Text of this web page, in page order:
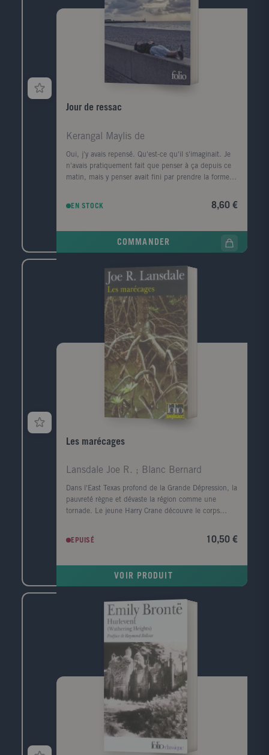
Jour de ressac
Kerangal Maylis de
Oui, j'y avais repensé. Qu'est-ce qu'il s'imaginait. Je
n'avais pratiquement fait que penser à ça depuis ce
matin, mais y penser avait fini par prendre la forme
conteneurs." Le corps d'un homme est retrouvé au
police, elle prend le train pour Le Havre, ville de son
longtemps. Durant ce jour de retour, cherchant à
comprendre ce qui la lie à ce mort dont elle ignore
tout, elle va exhumer ses souvenirs mais aussi la
mémoire de cette ville traumatisée par la guerre, ce
qui a disparu, ce qui a survécu, et raviver les vestiges
d'un amour adolescent.
EN STOCK 8,60 €
COMMANDER
Les marécages
Lansdale Joe R. ; Blanc Bernard
Dans l'East Texas profond de la Grande Dépression, la
pauvreté règne et dévaste la région comme une
tornade. Le jeune Harry Crane découvre le corps
Sabine. Il est convaincu que le meurtre est l'oeuvre
de l'Homme-chèvre, un monstre de légende. Le
EPUISÉ 10,50 €
VOIR PRODUIT